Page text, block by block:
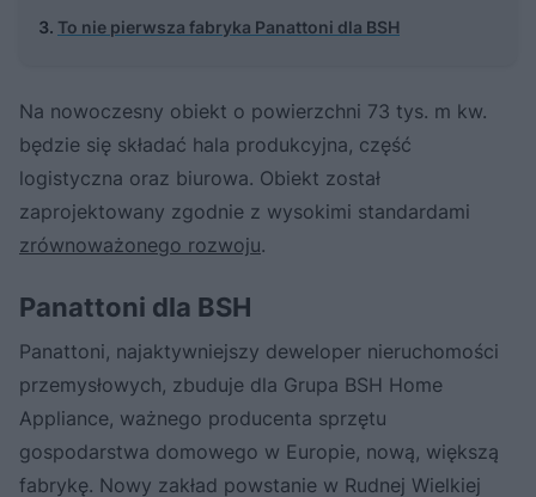
To nie pierwsza fabryka Panattoni dla BSH
Na nowoczesny obiekt o powierzchni 73 tys. m kw.
będzie się składać hala produkcyjna, część
logistyczna oraz biurowa. Obiekt został
zaprojektowany zgodnie z wysokimi standardami
zrównoważonego rozwoju.
Panattoni dla BSH
Panattoni, najaktywniejszy deweloper nieruchomości
przemysłowych, zbuduje dla Grupa BSH Home
Appliance, ważnego producenta sprzętu
gospodarstwa domowego w Europie, nową, większą
fabrykę. Nowy zakład powstanie w Rudnej Wielkiej